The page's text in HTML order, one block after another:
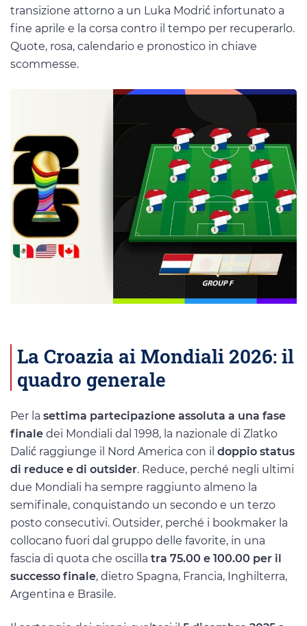
transizione attorno a un Luka Modrić infortunato a
fine aprile e la corsa contro il tempo per recuperarlo.
Quote, rosa, calendario e pronostico in chiave
scommesse.
La Croazia ai Mondiali 2026: il
quadro generale
Per la settima partecipazione assoluta a una fase
finale dei Mondiali dal 1998, la nazionale di Zlatko
Dalić raggiunge il Nord America con il doppio status
di reduce e di outsider. Reduce, perché negli ultimi
due Mondiali ha sempre raggiunto almeno la
semifinale, conquistando un secondo e un terzo
posto consecutivi. Outsider, perché i bookmaker la
collocano fuori dal gruppo delle favorite, in una
fascia di quota che oscilla tra 75.00 e 100.00 per il
successo finale, dietro Spagna, Francia, Inghilterra,
Argentina e Brasile.